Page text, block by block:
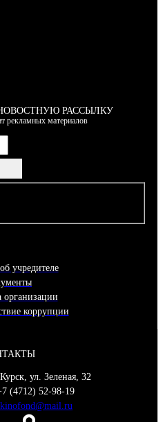
РАССЫЛКУ
рекламных материалов
учредителе
организации
коррупции
ул. Зеленая, 32
(4712) 52-98-19